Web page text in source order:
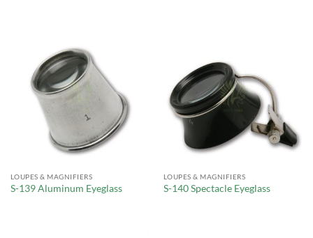
LOUPES & MAGNIFIERS
S-139 Aluminum Eyeglass
LOUPES & MAGNIFIERS
S-140 Spectacle Eyeglass